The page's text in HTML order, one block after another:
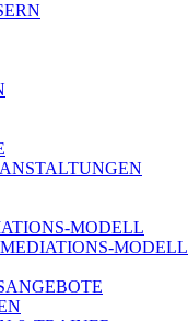
MODELL
MODELL